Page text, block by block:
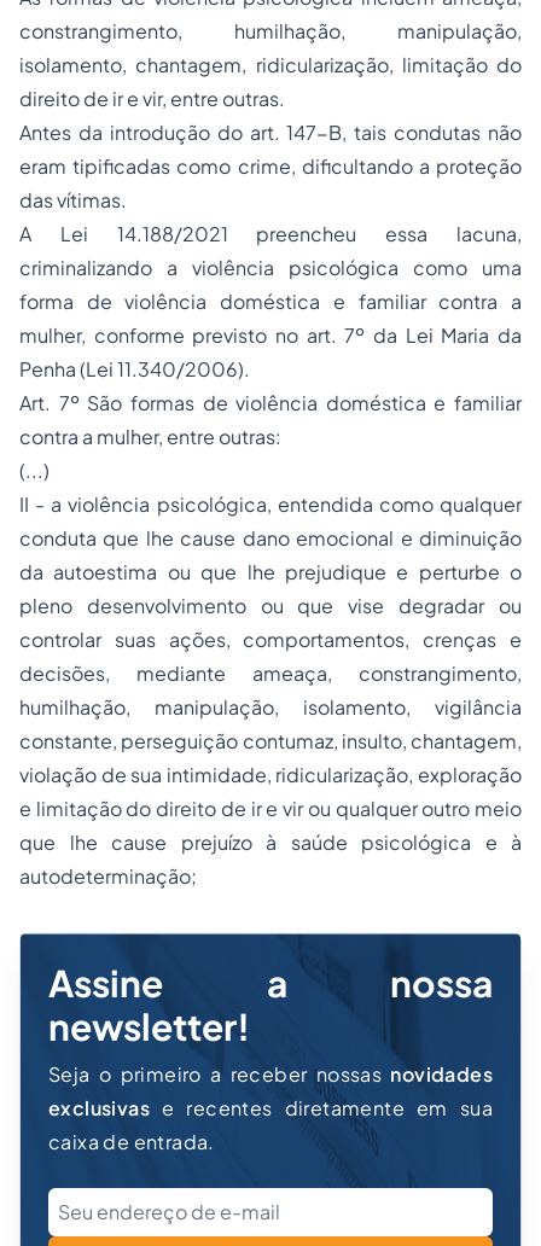
constrangimento, humilhação, manipulação,
isolamento, chantagem, ridicularização, limitação do
direito de ir e vir, entre outras.
Antes da introdução do art. 147-B, tais condutas não
eram tipificadas como crime, dificultando a proteção
das vítimas.
A Lei 14.188/2021 preencheu essa lacuna,
criminalizando a violência psicológica como uma
forma de violência doméstica e familiar contra a
mulher, conforme previsto no art. 7º da Lei Maria da
Penha (Lei 11.340/2006).
Art. 7º São formas de violência doméstica e familiar
contra a mulher, entre outras:
(...)
II - a violência psicológica, entendida como qualquer
conduta que lhe cause dano emocional e diminuição
da autoestima ou que lhe prejudique e perturbe o
pleno desenvolvimento ou que vise degradar ou
controlar suas ações, comportamentos, crenças e
decisões, mediante ameaça, constrangimento,
humilhação, manipulação, isolamento, vigilância
constante, perseguição contumaz, insulto, chantagem,
violação de sua intimidade, ridicularização, exploração
e limitação do direito de ir e vir ou qualquer outro meio
que lhe cause prejuízo à saúde psicológica e à
autodeterminação;
Assine a nossa
newsletter!
Seja o primeiro a receber nossas novidades
exclusivas e recentes diretamente em sua
caixa de entrada.